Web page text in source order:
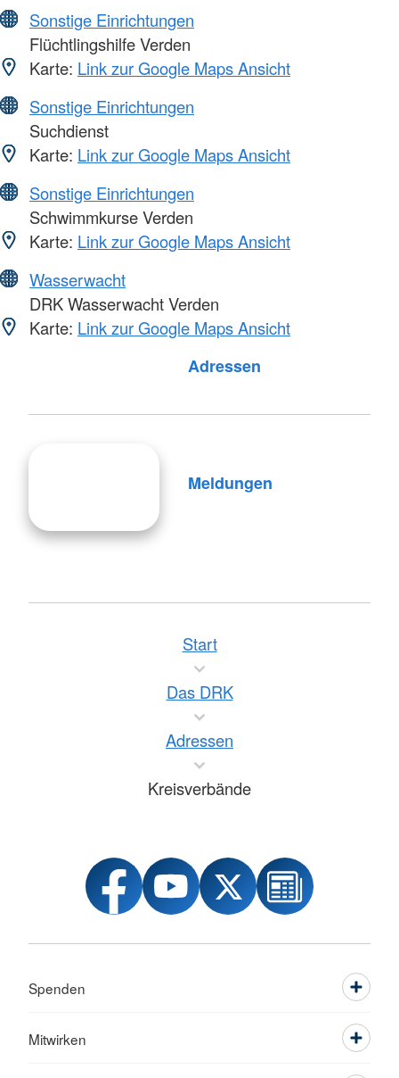
Sonstige Einrichtungen
Flüchtlingshilfe Verden
Karte: Link zur Google Maps Ansicht
Sonstige Einrichtungen
Suchdienst
Karte: Link zur Google Maps Ansicht
Sonstige Einrichtungen
Schwimmkurse Verden
Karte: Link zur Google Maps Ansicht
Wasserwacht
DRK Wasserwacht Verden
Karte: Link zur Google Maps Ansicht
Adressen
Meldungen
Start
Das DRK
Adressen
Kreisverbände
Spenden
Mitwirken